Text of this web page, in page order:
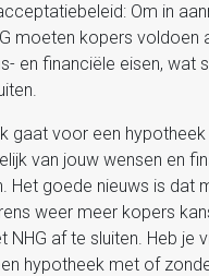
Om in
moeten kopers voldoen
en financiële eisen, wat
gaat voor een
van jouw wensen en
Het goede nieuws is dat
weer meer kopers
NHG af te sluiten. Heb je
hypotheek met of